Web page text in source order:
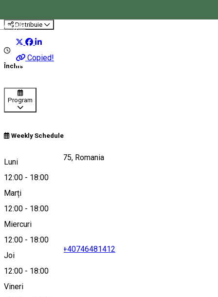
MagyarDistribuie
Copied!
Închis
Program
Weekly Schedule
Luni
12:00 - 18:00
Marți
12:00 - 18:00
Miercuri
12:00 - 18:00
Joi
12:00 - 18:00
Vineri
Sândominic 537275, Romania
Hartă
+40746481412
Despre